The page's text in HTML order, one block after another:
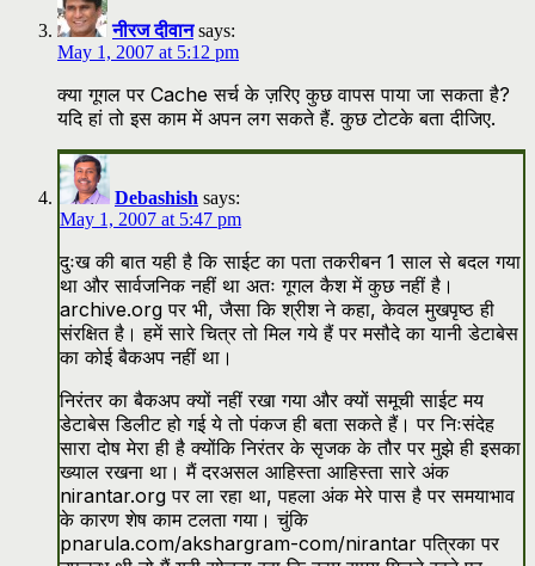
नीरज दीवान says:
May 1, 2007 at 5:12 pm
क्या गूगल पर Cache सर्च के ज़रिए कुछ वापस पाया जा सकता है?
यदि हां तो इस काम में अपन लग सकते हैं. कुछ टोटके बता दीजिए.
Debashish says:
May 1, 2007 at 5:47 pm
दुःख की बात यही है कि साईट का पता तकरीबन 1 साल से बदल गया
था और सार्वजनिक नहीं था अतः गूगल कैश में कुछ नहीं है।
archive.org पर भी, जैसा कि श्रीश ने कहा, केवल मुखपृष्ठ ही
संरक्षित है। हमें सारे चित्र तो मिल गये हैं पर मसौदे का यानी डेटाबेस
का कोई बैकअप नहीं था।
निरंतर का बैकअप क्यों नहीं रखा गया और क्यों समूची साईट मय
डेटाबेस डिलीट हो गई ये तो पंकज ही बता सकते हैं। पर निःसंदेह
सारा दोष मेरा ही है क्योंकि निरंतर के सृजक के तौर पर मुझे ही इसका
ख्याल रखना था। मैं दरअसल आहिस्ता आहिस्ता सारे अंक
nirantar.org पर ला रहा था, पहला अंक मेरे पास है पर समयाभाव
के कारण शेष काम टलता गया। चुंकि
pnarula.com/akshargram-com/nirantar पत्रिका पर